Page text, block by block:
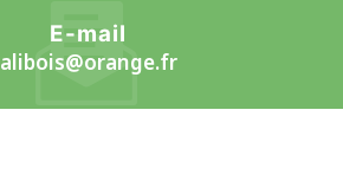
E-mail
alibois@orange.fr